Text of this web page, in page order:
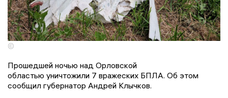
©
Прошедшей ночью над Орловской
областью уничтожили 7 вражеских БПЛА. Об этом
сообщил губернатор Андрей Клычков.